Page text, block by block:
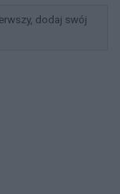
dodaj swój